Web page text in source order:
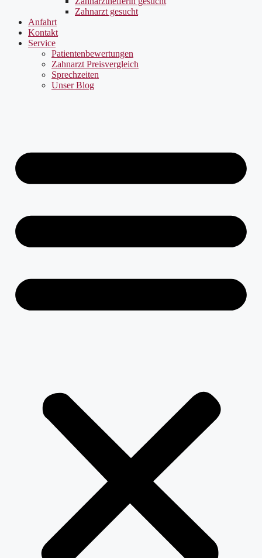
Zahnarzt gesucht
Anfahrt
Kontakt
Service
Patientenbewertungen
Zahnarzt Preisvergleich
Sprechzeiten
Unser Blog